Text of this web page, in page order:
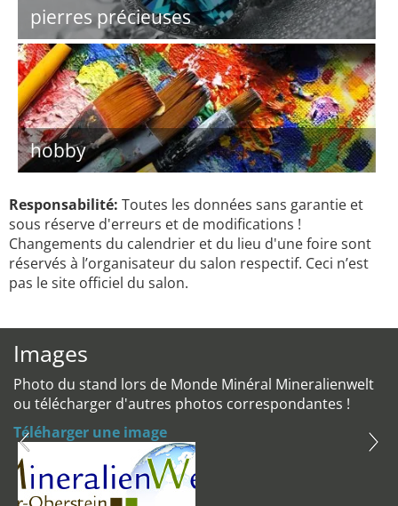
pierres précieuses
hobby
Responsabilité: Toutes les données sans garantie et
sous réserve d'erreurs et de modifications !
Changements du calendrier et du lieu d'une foire sont
réservés à l’organisateur du salon respectif. Ceci n’est
pas le site officiel du salon.
Images
Photo du stand lors de Monde Minéral Mineralienwelt
ou télécharger d'autres photos correspondantes !
Téléharger une image